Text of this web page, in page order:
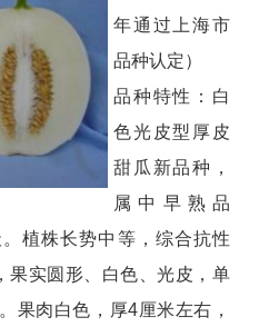
年通过上海市
品种认定）
品种特性：白
色光皮型厚皮
甜瓜新品种，
属中早熟品
植株长势中等，综合抗性
果实圆形、白色、光皮，单
果肉白色，厚4厘米左右，